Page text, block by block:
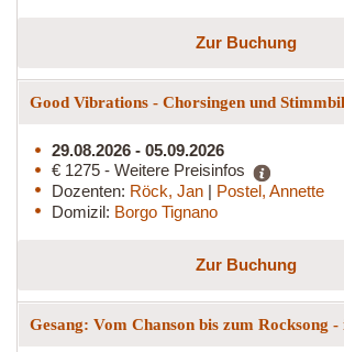
Zur Buchung
Good Vibrations - Chorsingen und
29.08.2026 - 05.09.2026
€ 1275 - Weitere Preisinfos
Dozenten: Röck, Jan | Postel, Annette
Domizil: Borgo Tignano
Zur Buchung
Gesang: Vom Chanson bis zum Rocksong -